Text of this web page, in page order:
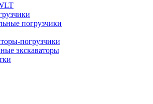
погрузчики
погрузчики
экскаваторы